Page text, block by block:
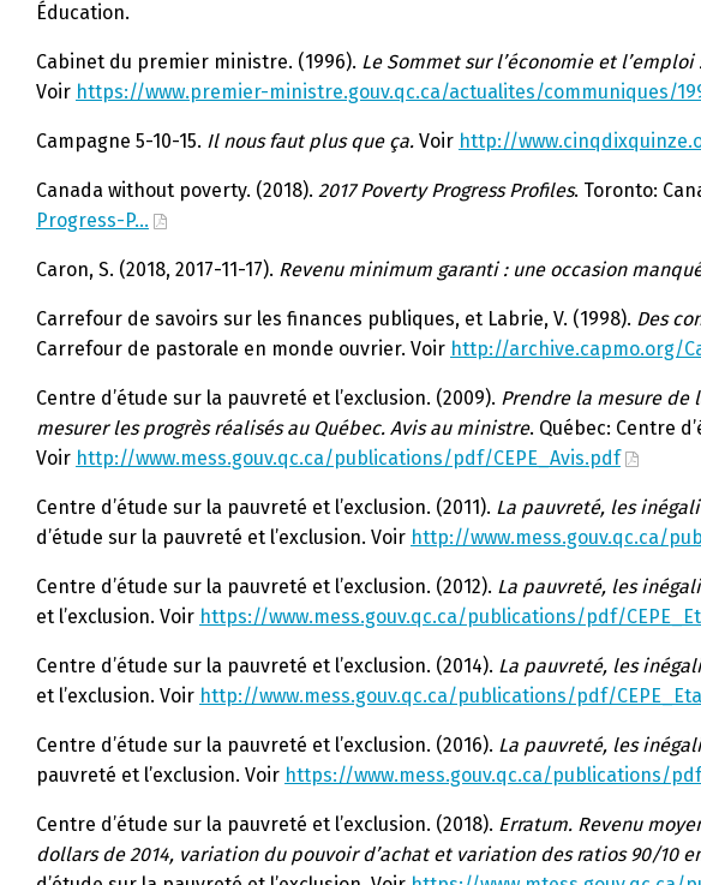
Éducation.
Cabinet du premier ministre. (1996). Le Sommet sur l’économie et
Voir https://www.premier-ministre.gouv.qc.ca/actualites/communiques/
Campagne 5-10-15. Il nous faut plus que ça. Voir http://
Canada without poverty. (2018). 2017 Poverty Progress Profiles. Toronto:
Progress-P…
Caron, S. (2018, 2017-11-17). Revenu minimum garanti : une occasion
Carrefour de savoirs sur les finances publiques, et Labrie, V. (1998). Des
Carrefour de pastorale en monde ouvrier. Voir http://archive.capmo.org/
Centre d’étude sur la pauvreté et l’exclusion. (2009). Prendre la mesure de
mesurer les progrès réalisés au Québec. Avis au ministre. Québec: Centre
Voir http://www.mess.gouv.qc.ca/publications/pdf/CEPE_Avis.pdf
Centre d’étude sur la pauvreté et l’exclusion. (2011). La pauvreté, les
d’étude sur la pauvreté et l’exclusion. Voir http://www.mess.gouv.qc.ca/
Centre d’étude sur la pauvreté et l’exclusion. (2012). La pauvreté, les
et l’exclusion. Voir https://www.mess.gouv.qc.ca/publications/pdf/
Centre d’étude sur la pauvreté et l’exclusion. (2014). La pauvreté, les
et l’exclusion. Voir http://www.mess.gouv.qc.ca/publications/pdf/
Centre d’étude sur la pauvreté et l’exclusion. (2016). La pauvreté, les
pauvreté et l’exclusion. Voir https://www.mess.gouv.qc.ca/publications/
Centre d’étude sur la pauvreté et l’exclusion. (2018). Erratum. Revenu
dollars de 2014, variation du pouvoir d’achat et variation des ratios 90/10